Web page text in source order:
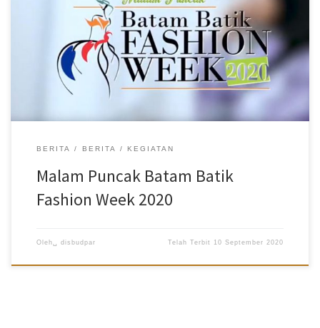
Batam hasil karya designer binaan Dekranasda Kota Batam kepada
Masyarakat Kota khususnya Millenials Batam, Dinas Kebudayaan
dan Pariwisata Kota Batam Batik bersama Dekranasda Kota Batam
serta Didukung Oleh Kementerian Pariwisata dan Ekonomi Kreatif
menggelar Malam Puncak Batam Batik Fashion Week 2020 (BBFW).
BERITA BERITA KEGIATAN
Malam Puncak Batam Batik
Fashion Week 2020
Oleh␣ disbudpar Telah Terbit 10 September 2020